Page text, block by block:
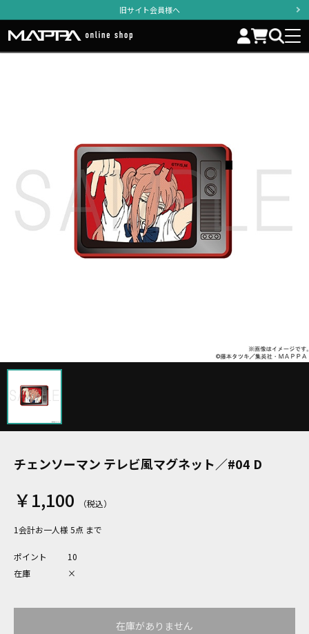
旧サイト会員様へ
チェンソーマン テレビ風マグネット／#04 D
￥1,100
1会計お一人様 5点 まで
ポイント
10
在庫
×
在庫がありません